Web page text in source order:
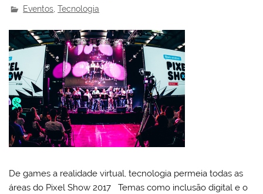
Eventos ,Tecnologia
De games a realidade virtual, tecnologia permeia todas as
áreas do Pixel Show 2017 Temas como inclusão digital e o